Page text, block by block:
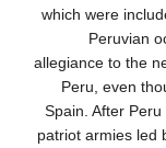
which
patriot